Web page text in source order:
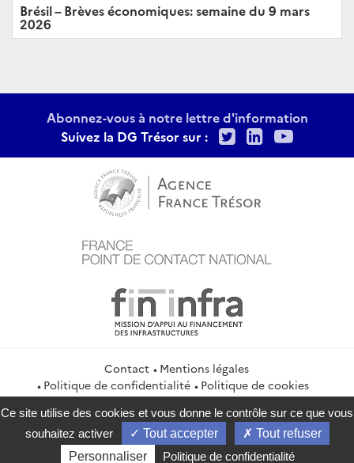
Brésil – Brèves économiques: semaine du 9 mars
2026
Abonnez-vous à notre lettre d'information
Suivez la DG Trésor sur :
TwitterLinkedIn
Contact
Mentions légales
Politique de confidentialité
Politique de cookies
Gestion des cookies
Flux RSS
service-public.gouv.fr
legifrance.gouv.fr
info.gouv.fr
data.gouv.fr
Ce site utilise des cookies et vous donne le contrôle sur ce que vous
souhaitez activer
Tout accepter
Tout refuser
Personnaliser
Politique de confidentialité